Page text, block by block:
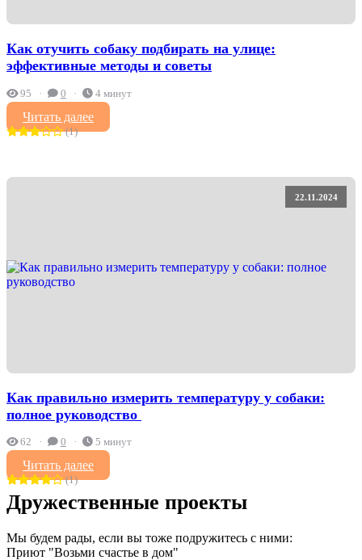
Как отучить собаку подбирать на улице:
эффективные методы и советы
95 0 4 минут
Читать далее
(1)
22.11.2024
Как правильно измерить температуру у собаки:
полное руководство ️
62 0 5 минут
Читать далее
(1)
Дружественные проекты
Мы будем рады, если вы тоже подружитесь с ними:
Приют "Возьми счастье в дом"